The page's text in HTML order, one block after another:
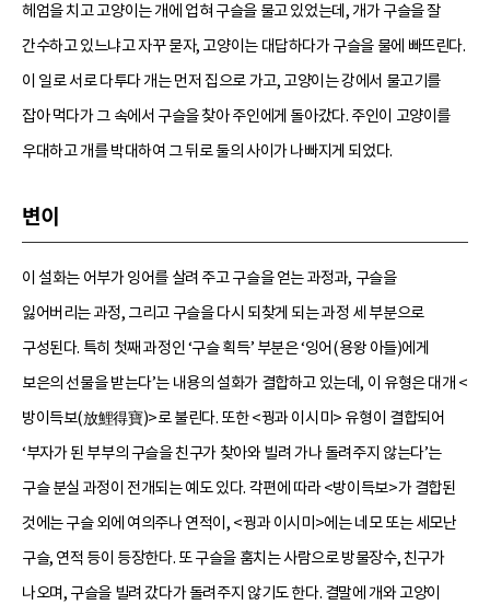
헤엄을 치고 고양이는 개에 업혀 구슬을 물고 있었는데, 개가 구슬을 잘
간수하고 있느냐고 자꾸 묻자, 고양이는 대답하다가 구슬을 물에 빠뜨린다.
이 일로 서로 다투다 개는 먼저 집으로 가고, 고양이는 강에서 물고기를
잡아 먹다가 그 속에서 구슬을 찾아 주인에게 돌아갔다. 주인이 고양이를
우대하고 개를 박대하여 그 뒤로 둘의 사이가 나빠지게 되었다.
변이
이 설화는 어부가 잉어를 살려 주고 구슬을 얻는 과정과, 구슬을
잃어버리는 과정, 그리고 구슬을 다시 되찾게 되는 과정 세 부분으로
구성된다. 특히 첫째 과정인 ‘구슬 획득’ 부분은 ‘잉어(용왕 아들)에게
보은의 선물을 받는다’는 내용의 설화가 결합하고 있는데, 이 유형은 대개 <
방이득보(放鯉得寶)>로 불린다. 또한 <꿩과 이시미> 유형이 결합되어
‘부자가 된 부부의 구슬을 친구가 찾아와 빌려 가나 돌려주지 않는다’는
구슬 분실 과정이 전개되는 예도 있다. 각편에 따라 <방이득보>가 결합된
것에는 구슬 외에 여의주나 연적이, <꿩과 이시미>에는 네모 또는 세모난
구슬, 연적 등이 등장한다. 또 구슬을 훔치는 사람으로 방물장수, 친구가
나오며, 구슬을 빌려 갔다가 돌려주지 않기도 한다. 결말에 개와 고양이